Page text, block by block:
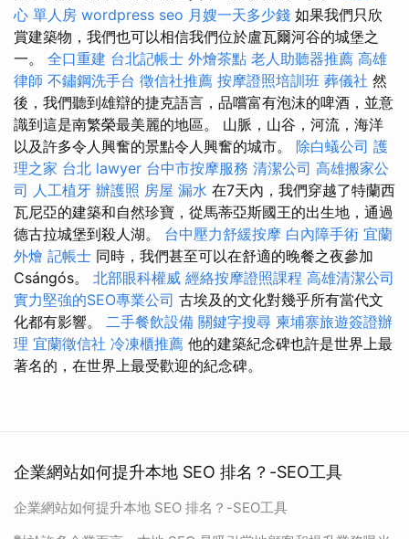
心 單人房 wordpress seo 月嫂一天多少錢 如果我們只欣
賞建築物，我們也可以相信我們位於盧瓦爾河谷的城堡之
一。 全口重建 台北記帳士 外燴茶點 老人助聽器推薦 高雄
律師 不鏽鋼洗手台 徵信社推薦 按摩證照培訓班 葬儀社 然
後，我們聽到雄辯的捷克語言，品嚐富有泡沫的啤酒，並意
識到這是南繁榮最美麗的地區。 山脈，山谷，河流，海洋
以及許多令人興奮的景點令人興奮的城市。 除白蟻公司 護
理之家 台北 lawyer 台中市按摩服務 清潔公司 高雄搬家公
司 人工植牙 辦護照 房屋 漏水 在7天內，我們穿越了特蘭西
瓦尼亞的建築和自然珍寶，從馬蒂亞斯國王的出生地，通過
德古拉城堡到殺人湖。 台中壓力舒緩按摩 白內障手術 宜蘭
外燴 記帳士 同時，我們甚至可以在舒適的晚餐之夜參加
Csángós。 北部眼科權威 經絡按摩證照課程 高雄清潔公司
實力堅強的SEO專業公司 古埃及的文化對幾乎所有當代文
化都有影響。 二手餐飲設備 關鍵字搜尋 柬埔寨旅遊簽證辦
理 宜蘭徵信社 冷凍櫃推薦 他的建築紀念碑也許是世界上最
著名的，在世界上最受歡迎的紀念碑。
企業網站如何提升本地 SEO 排名？-SEO工具
企業網站如何提升本地 SEO 排名？-SEO工具